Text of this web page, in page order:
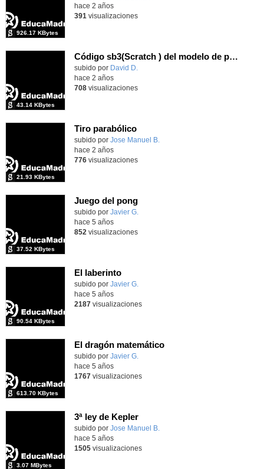
926.17 KBytes
hace 2 años
391 visualizaciones
Código sb3(Scratch ) del modelo de previsión meteorológica.
Contenido educativo.
subido por David D.
43.14 KBytes
hace 2 años
708visualizaciones
Tiro parabólico
Contenido educativo.
subido por Jose Manuel B.
21.93 KBytes
hace 2 años
776visualizaciones
Juego del pong
Contenido educativo.
subido por Javier G.
37.52 KBytes
hace 5 años
852 visualizaciones
El laberinto
Contenido educativo.
subido por Javier G.
90.54 KBytes
hace 5 años
2187visualizaciones
El dragón matemático
Contenido educativo.
subido por Javier G.
613.70 KBytes
hace 5 años
1767visualizaciones
3ª ley de Kepler
Contenido educativo.
subido por Jose Manuel B.
3.07 MBytes
hace 5 años
1505visualizaciones